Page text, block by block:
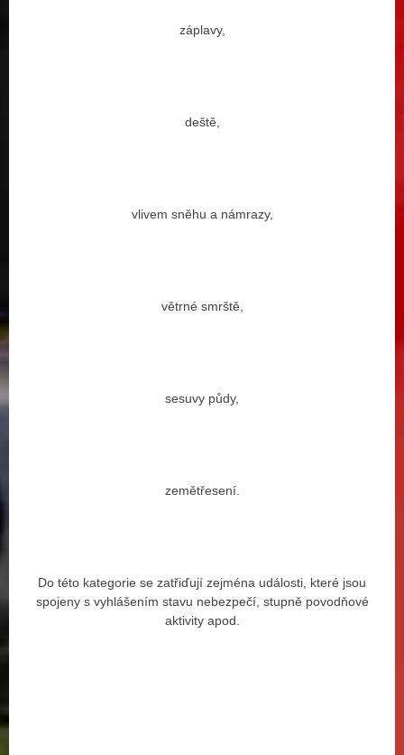
záplavy,
deště,
vlivem sněhu a námrazy,
větrné smrště,
sesuvy půdy,
zemětřesení.
Do této kategorie se zatřiďují zejména události, které jsou
spojeny s vyhlášením stavu nebezpečí, stupně povodňové
aktivity apod.